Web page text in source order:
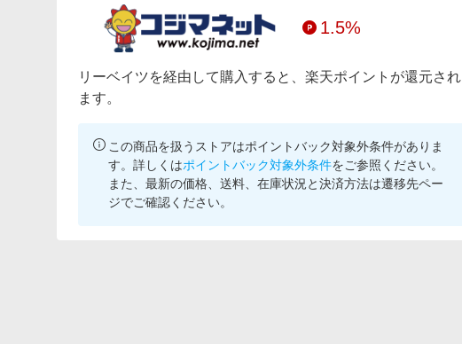
1.5%
リーベイツを経由して購入すると、楽天ポイントが還元され
ます。
この商品を扱うストアはポイントバック対象外条件がありま
す。詳しくはポイントバック対象外条件をご参照ください。
また、最新の価格、送料、在庫状況と決済方法は遷移先ペー
ジでご確認ください。